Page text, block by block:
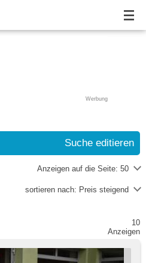
Werbung
Suche editieren
Anzeigen auf die Seite: 50
sortieren nach: Preis steigend
10
Anzeigen